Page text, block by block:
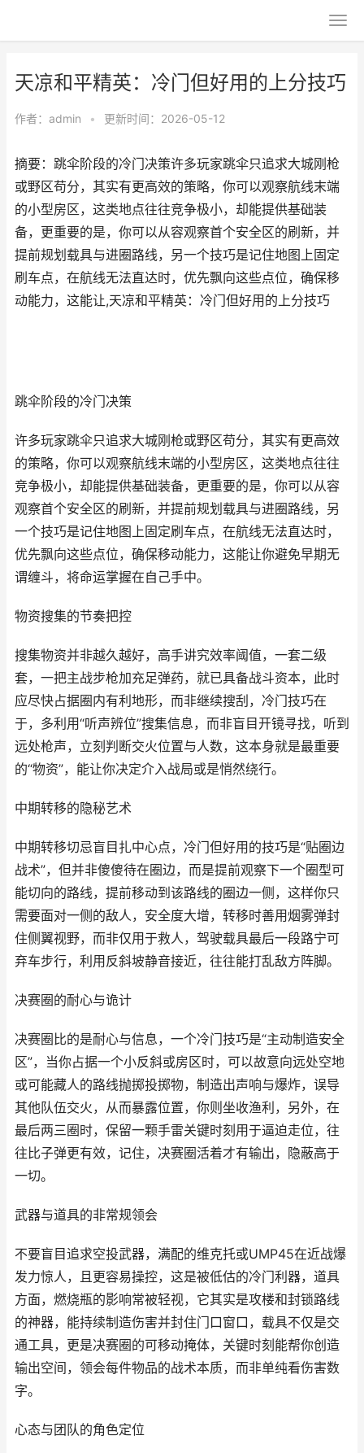
天凉和平精英：冷门但好用的上分技巧
作者： admin • 更新时间：2026-05-12
摘要：跳伞阶段的冷门决策许多玩家跳伞只追求大城刚枪
或野区苟分，其实有更高效的策略，你可以观察航线末端
的小型房区，这类地点往往竞争极小，却能提供基础装
备，更重要的是，你可以从容观察首个安全区的刷新，并
提前规划载具与进圈路线，另一个技巧是记住地图上固定
刷车点，在航线无法直达时，优先飘向这些点位，确保移
动能力，这能让,天凉和平精英：冷门但好用的上分技巧
跳伞阶段的冷门决策
许多玩家跳伞只追求大城刚枪或野区苟分，其实有更高效
的策略，你可以观察航线末端的小型房区，这类地点往往
竞争极小，却能提供基础装备，更重要的是，你可以从容
观察首个安全区的刷新，并提前规划载具与进圈路线，另
一个技巧是记住地图上固定刷车点，在航线无法直达时，
优先飘向这些点位，确保移动能力，这能让你避免早期无
谓缠斗，将命运掌握在自己手中。
物资搜集的节奏把控
搜集物资并非越久越好，高手讲究效率阈值，一套二级
套，一把主战步枪加充足弹药，就已具备战斗资本，此时
应尽快占据圈内有利地形，而非继续搜刮，冷门技巧在
于，多利用“听声辨位”搜集信息，而非盲目开镜寻找，听到
远处枪声，立刻判断交火位置与人数，这本身就是最重要
的“物资”，能让你决定介入战局或是悄然绕行。
中期转移的隐秘艺术
中期转移切忌盲目扎中心点，冷门但好用的技巧是“贴圈边
战术”，但并非傻傻待在圈边，而是提前观察下一个圈型可
能切向的路线，提前移动到该路线的圈边一侧，这样你只
需要面对一侧的敌人，安全度大增，转移时善用烟雾弹封
住侧翼视野，而非仅用于救人，驾驶载具最后一段路宁可
弃车步行，利用反斜坡静音接近，往往能打乱敌方阵脚。
决赛圈的耐心与诡计
决赛圈比的是耐心与信息，一个冷门技巧是“主动制造安全
区”，当你占据一个小反斜或房区时，可以故意向远处空地
或可能藏人的路线抛掷投掷物，制造出声响与爆炸，误导
其他队伍交火，从而暴露位置，你则坐收渔利，另外，在
最后两三圈时，保留一颗手雷关键时刻用于逼迫走位，往
往比子弹更有效，记住，决赛圈活着才有输出，隐蔽高于
一切。
武器与道具的非常规领会
不要盲目追求空投武器，满配的维克托或UMP45在近战爆
发力惊人，且更容易操控，这是被低估的冷门利器，道具
方面，燃烧瓶的影响常被轻视，它其实是攻楼和封锁路线
的神器，能持续制造伤害并封住门口窗口，载具不仅是交
通工具，更是决赛圈的可移动掩体，关键时刻能帮你创造
输出空间，领会每件物品的战术本质，而非单纯看伤害数
字。
心态与团队的角色定位